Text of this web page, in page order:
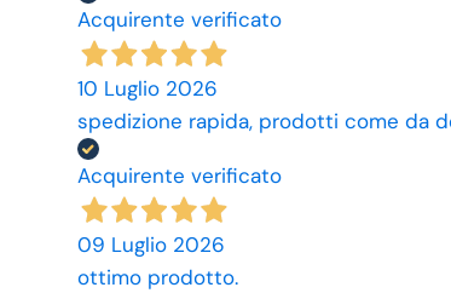
Acquirente verificato
10 Luglio 2026
spedizione rapida, prodotti come da
Acquirente verificato
09 Luglio 2026
ottimo prodotto.